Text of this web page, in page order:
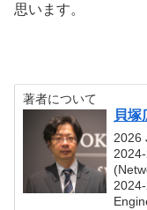
思います。
著者について
貝塚
2026